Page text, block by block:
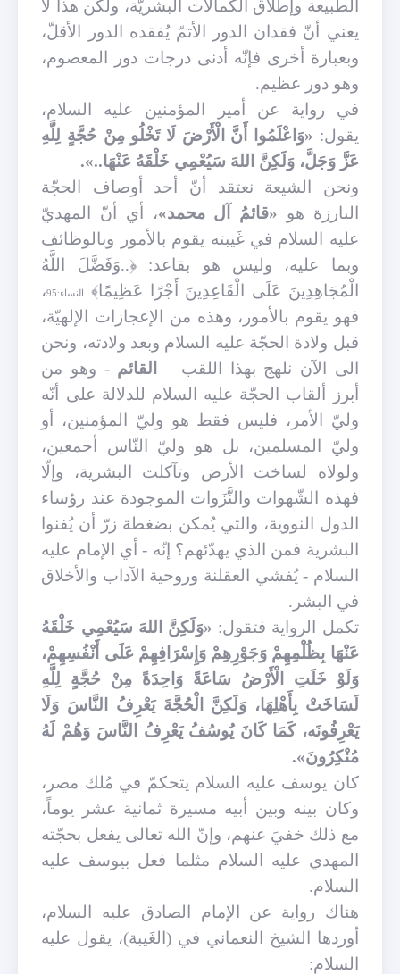
الطبيعة وإطلاق الكمالات البشريّة، ولكن هذا لا
يعني أنّ فقدان الدور الأتمّ يُفقده الدور الأقلّ،
وبعبارة أخرى فإنّه أدنى درجات دور المعصوم،
وهو دور عظيم.
في رواية عن أمير المؤمنين عليه السلام،
يقول: «وَاعْلَمُوا أَنَّ الْأَرْضَ لَا تَخْلُو مِنْ حُجَّةٍ لِلَّهِ
عَزَّ وَجَلَّ، وَلَكِنَّ اللهَ سَيُعْمِي‏ خَلْقَهُ‏ عَنْهَا..».
ونحن الشيعة نعتقد أنّ أحد أوصاف الحجّة
البارزة هو «قائمُ آل محمد»، أي أنّ المهديّ
عليه السلام في غَيبته يقوم بالأمور وبالوظائف
وبما عليه، وليس هو بقاعد: ﴿..وَفَضَّلَ اللَّهُ
الْمُجَاهِدِينَ عَلَى الْقَاعِدِينَ أَجْرًا عَظِيمًا﴾
النساء:95
،
فهو يقوم بالأمور، وهذه من الإعجازات الإلهيّة،
قبل ولادة الحجّة عليه السلام وبعد ولادته، ونحن
الى الآن نلهج بهذا اللقب – القائم - وهو من
أبرز ألقاب الحجّة عليه السلام للدلالة على أنّه
وليّ الأمر، فليس فقط هو وليّ المؤمنين، أو
وليّ المسلمين، بل هو وليّ النّاس أجمعين،
ولولاه لساخت الأرض وتآكلت البشرية، وإلّا
فهذه الشّهوات والنَّزَوات الموجودة عند رؤساء
الدول النووية، والتي يُمكن بضغطة زرّ أن يُفنوا
البشرية فمن الذي يهدّئهم؟ إنّه - أي الإمام عليه
السلام - يُفشي العقلنة وروحية الآداب والأخلاق
في البشر .
تكمل الرواية فتقول: «وَلَكِنَّ اللهَ سَيُعْمِي‏ خَلْقَهُ‏
عَنْهَا بِظُلْمِهِمْ وَجَوْرِهِمْ وَإِسْرَافِهِمْ عَلَى أَنْفُسِهِمْ،
وَلَوْ خَلَتِ الْأَرْضُ سَاعَةً وَاحِدَةً مِنْ حُجَّةٍ لِلَّهِ
لَسَاخَتْ بِأَهْلِهَا، وَلَكِنَّ الْحُجَّةَ يَعْرِفُ النَّاسَ وَلَا
يَعْرِفُونَه‏، كَمَا كَانَ يُوسُفُ يَعْرِفُ النَّاسَ‏ وَهُمْ لَهُ
مُنْكِرُونَ‏».
كان يوسف عليه السلام يتحكمّ في مُلك مصر،
وكان بينه وبين أبيه مسيرة ثمانية عشر يوماً،
مع ذلك خفيَ عنهم، وإنّ الله تعالى يفعل بحجّته
المهدي عليه السلام مثلما فعل بيوسف عليه
السلام.
هناك رواية عن الإمام الصادق عليه السلام،
أوردها الشيخ النعماني في (الغَيبة)، يقول عليه
السلام: